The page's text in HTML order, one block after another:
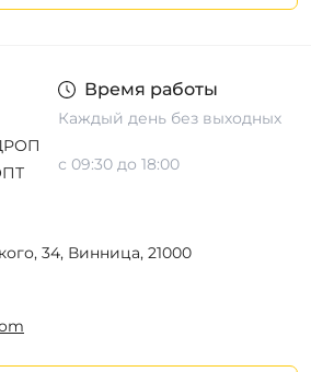
Время работы
Каждый день без выходных
с 09:30 до 18:00
34, Винница, 21000